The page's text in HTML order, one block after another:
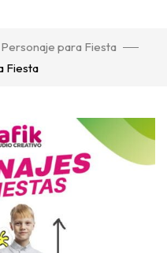
Personaje para Fiesta
Fiesta